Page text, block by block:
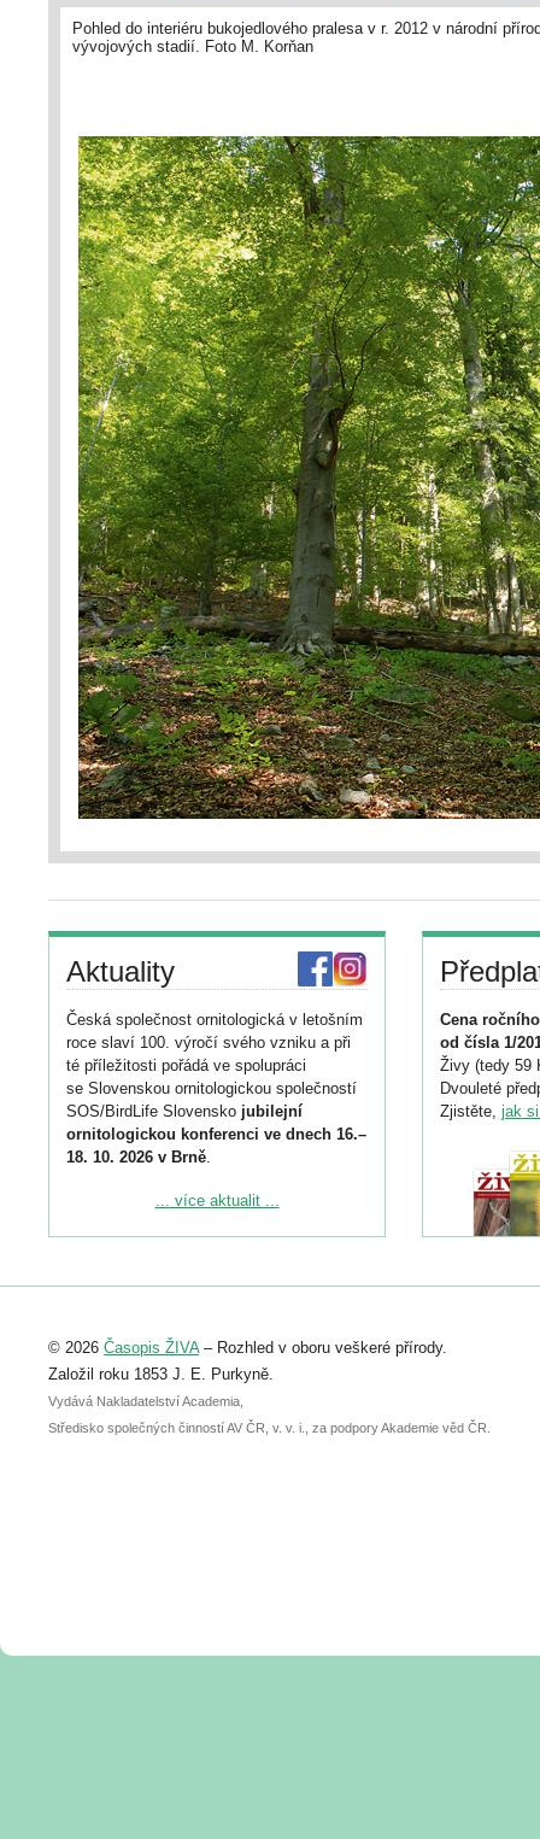
Pohled do interiéru bukojedlového pralesa v r. 2012 v národní
vývojových stadií. Foto M. Korňan
Aktuality
Česká společnost ornitologická v letošním
roce slaví 100. výročí svého vzniku a při
té příležitosti pořádá ve spolupráci
se Slovenskou ornitologickou společností
SOS/BirdLife Slovensko jubilejní
ornitologickou konferenci ve dnech 16.–
18. 10. 2026 v Brně.
Podrobnější informace ke konferenci
Registrovat se můžete do 6. září.
abstraktu přihlášené přednášky nebo
posteru je už 30. června.
... více aktualit ...
Cena
od čísla 1/
Živy (tedy 59
Dvouleté
Zjistěte, jak
© 2026 Časopis ŽIVA– Rozhled v oboru veškeré přírody.
Založil roku 1853 J. E. Purkyně.
Vydává Nakladatelství Academia,
Středisko společných činností AV ČR, v. v. i., za podpory Akademie věd ČR.